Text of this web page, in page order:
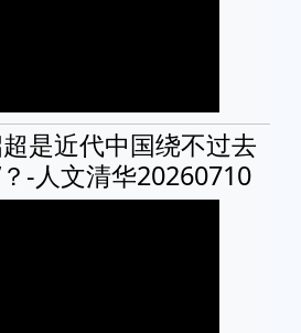
是近代中国绕不过去
-人文清华20260710